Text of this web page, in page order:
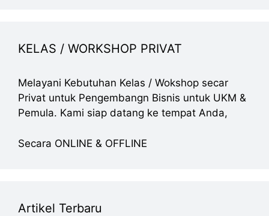
KELAS / WORKSHOP PRIVAT
Melayani Kebutuhan Kelas / Wokshop secar
Privat untuk Pengembangn Bisnis untuk UKM &
Pemula. Kami siap datang ke tempat Anda,
Secara ONLINE & OFFLINE
Artikel Terbaru